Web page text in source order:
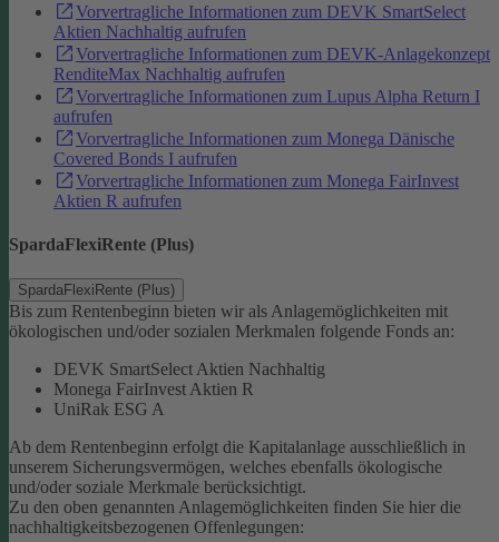
Vorvertragliche Informationen zum DEVK SmartSelect
Aktien Nachhaltig aufrufen
Vorvertragliche Informationen zum DEVK-Anlagekonzept
RenditeMax Nachhaltig aufrufen
Vorvertragliche Informationen zum Lupus Alpha Return I
aufrufen
Vorvertragliche Informationen zum Monega Dänische
Covered Bonds I aufrufen
Vorvertragliche Informationen zum Monega FairInvest
Aktien R aufrufen
SpardaFlexiRente (Plus)
SpardaFlexiRente (Plus)
Bis zum Rentenbeginn bieten wir als Anlagemöglichkeiten mit
ökologischen und/oder sozialen Merkmalen folgende Fonds an:
DEVK SmartSelect Aktien Nachhaltig
Monega FairInvest Aktien R
UniRak ESG A
Ab dem Rentenbeginn erfolgt die Kapitalanlage ausschließlich in
unserem Sicherungsvermögen, welches ebenfalls ökologische
und/oder soziale Merkmale berücksichtigt.
Zu den oben genannten Anlagemöglichkeiten finden Sie hier die
nachhaltigkeitsbezogenen Offenlegungen: